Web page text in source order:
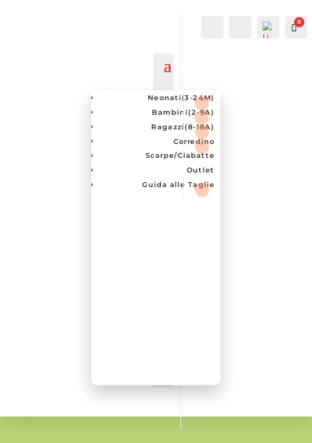
Neonati(3-24M)
Bambini(2-9A)
Ragazzi(8-18A)
Corredino
Scarpe/Ciabatte
Outlet
Guida alle Taglie
ACCOUNT
Cerca... 0